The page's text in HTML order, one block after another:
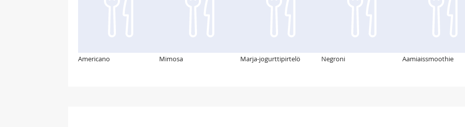
Americano Mimosa Marja-jogurttipirtelö Negroni Aamiaissmoothie